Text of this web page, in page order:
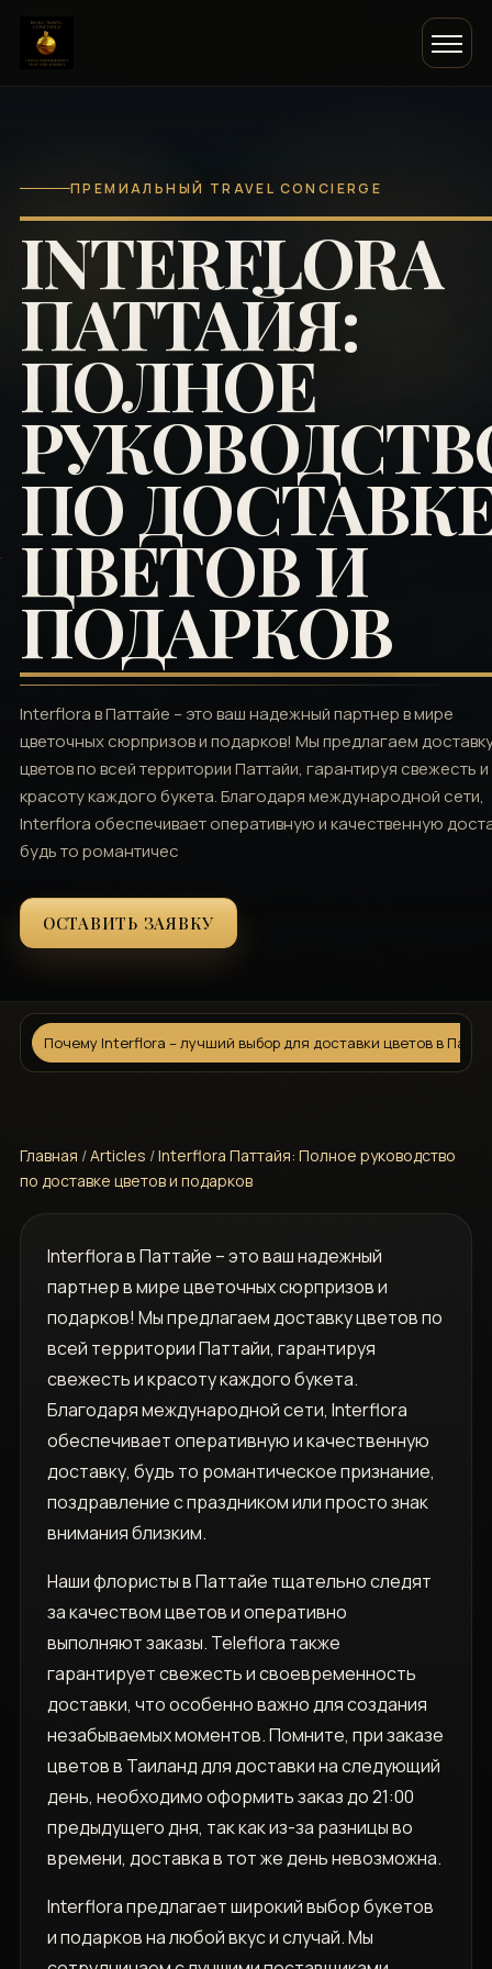
ПРЕМИАЛЬНЫЙ TRAVEL CONCIERGE
INTERFLORA
ПАТТАЙЯ:
ПОЛНОЕ
ПО
ЦВЕТОВ И
ПОДАРКОВ
Interflora в Паттайе – это ваш надежный партнер в мире
цветочных сюрпризов и подарков! Мы предлагаем
цветов по всей территории Паттайи, гарантируя свежесть и
красоту каждого букета. Благодаря международной сети,
Interflora обеспечивает оперативную и качественную
будь то романтичес
ОСТАВИТЬ ЗАЯВКУ
Почему Interflora – лучший выбор для доставки цветов в
Главная /Articles /Interflora Паттайя: Полное руководство
по доставке цветов и подарков
Interflora в Паттайе – это ваш надежный
партнер в мире цветочных сюрпризов и
подарков! Мы предлагаем доставку цветов по
всей территории Паттайи, гарантируя
свежесть и красоту каждого букета.
Благодаря международной сети, Interflora
обеспечивает оперативную и качественную
доставку, будь то романтическое признание,
поздравление с праздником или просто знак
внимания близким.
Наши флористы в Паттайе тщательно следят
за качеством цветов и оперативно
выполняют заказы. Teleflora также
гарантирует свежесть и своевременность
доставки, что особенно важно для создания
незабываемых моментов. Помните, при заказе
цветов в Таиланд для доставки на следующий
день, необходимо оформить заказ до 21:00
предыдущего дня, так как из-за разницы во
времени, доставка в тот же день невозможна.
Interflora предлагает широкий выбор букетов
и подарков на любой вкус и случай. Мы